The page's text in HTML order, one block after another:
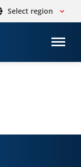
Select region